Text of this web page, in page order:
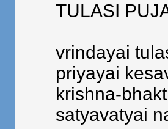
TULASI
vrindayai
priyayai
krishna-
satyavatyai